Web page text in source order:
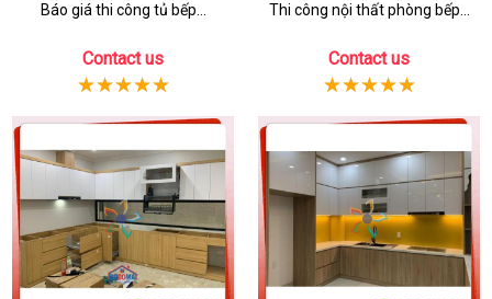
Báo giá thi công tủ bếp...
Contact us
Thi công nội thất phòng bếp...
Contact us